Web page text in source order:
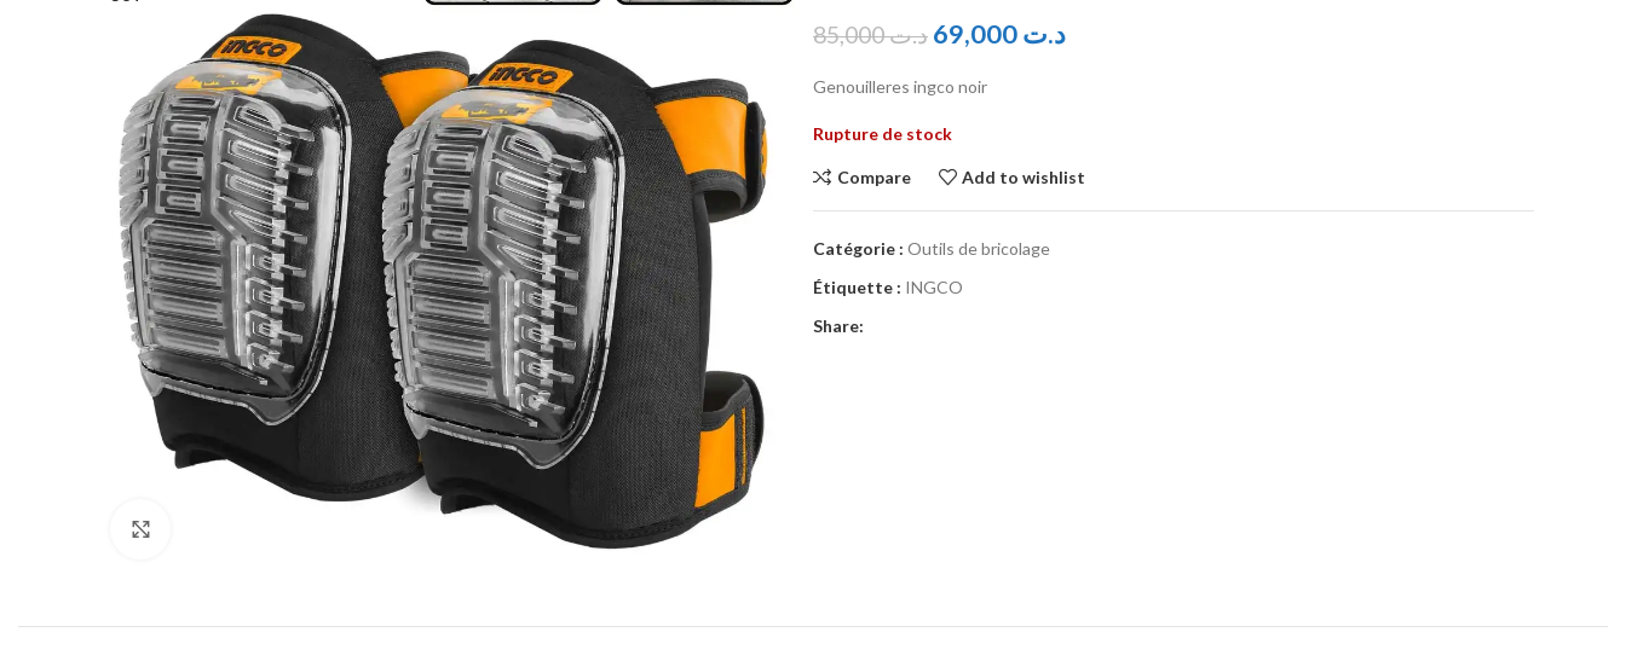
د.ت85,000 د.ت
Genouilleres ingco noir
Rupture de stock
Compare Add to wishlist
Catégorie : Outils de bricolage
Étiquette : INGCO
Share: